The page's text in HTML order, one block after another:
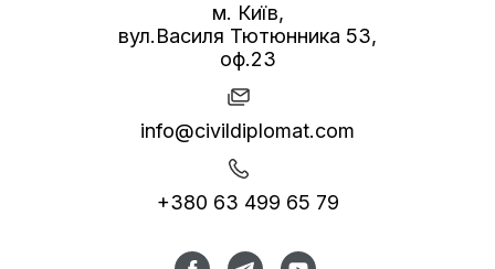
м. Київ,
вул.Василя Тютюнника 53,
оф.23
info@civildiplomat.com
+380 63 499 65 79